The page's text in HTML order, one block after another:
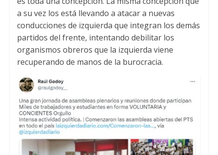
a su vez los está llevando a atacar a nuevas
conducciones de izquierda que integran los demás
partidos del frente, intentando debilitar los
organismos obreros que la izquierda viene
recuperando de manos de la burocracia.